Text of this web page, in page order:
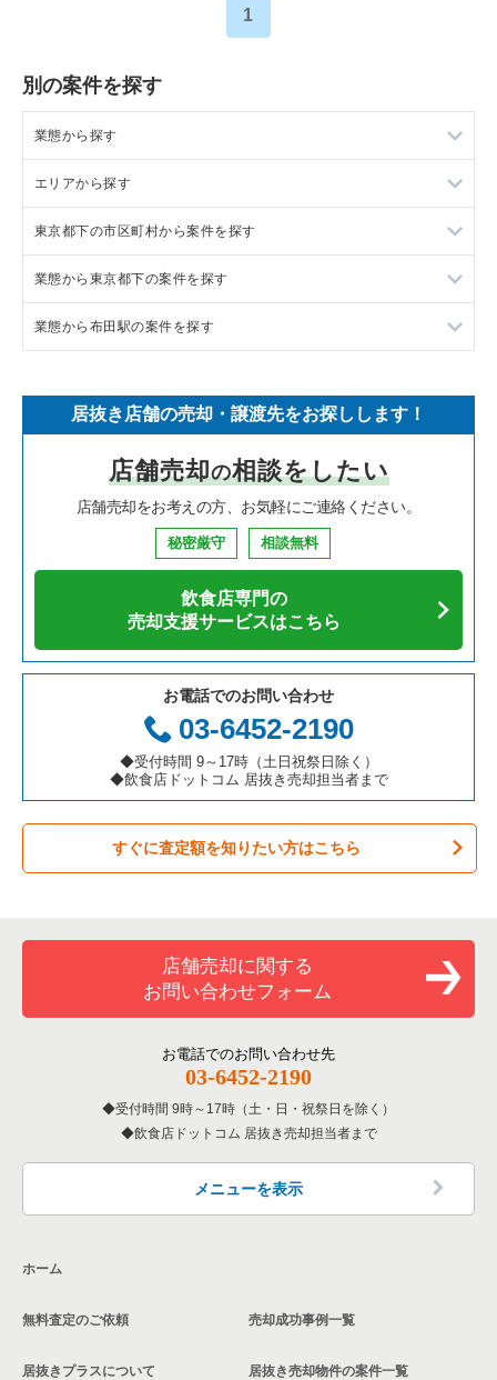
1
別の案件を探す
業態から探す
ラーメンの居抜き売却物件の案件一覧
フランス料理の居抜き売却物件の案件一覧
イタリア料理の居抜き売却物件の案件一覧
中華の居抜き売却物件の案件一覧
寿司の居抜き売却物件の案件一覧
焼肉の居抜き売却物件の案件一覧
鉄板焼き・お好み焼の居抜き売却物件の案件一覧
カフェの居抜き売却物件の案件一覧
テイクアウトの居抜き売却物件の案件一覧
お弁当・惣菜・デリの居抜き売却物件の案件一覧
カラオケ・パブ・スナックの居抜き売却物件の案件一覧
バーの居抜き売却物件の案件一覧
居酒屋・ダイニングバーの居抜き売却物件の案件一覧
洋食の居抜き売却物件の案件一覧
その他の居抜き売却物件の案件一覧
エリアから探す
東京23区の飲食店の居抜き売却物件の案件一覧
東京都下の飲食店の居抜き売却物件の案件一覧
千葉県の飲食店の居抜き売却物件の案件一覧
神奈川県の飲食店の居抜き売却物件の案件一覧
大阪府の飲食店の居抜き売却物件の案件一覧
兵庫県の飲食店の居抜き売却物件の案件一覧
愛知県の飲食店の居抜き売却物件の案件一覧
岐阜県の飲食店の居抜き売却物件の案件一覧
三重県の飲食店の居抜き売却物件の案件一覧
東京都下の市区町村から案件を探す
調布市の飲食店の居抜き売却物件の案件一覧
八王子市の飲食店の居抜き売却物件の案件一覧
立川市の飲食店の居抜き売却物件の案件一覧
町田市の飲食店の居抜き売却物件の案件一覧
東村山市の飲食店の居抜き売却物件の案件一覧
小金井市の飲食店の居抜き売却物件の案件一覧
府中市の飲食店の居抜き売却物件の案件一覧
国分寺市の飲食店の居抜き売却物件の案件一覧
昭島市の飲食店の居抜き売却物件の案件一覧
稲城市の飲食店の居抜き売却物件の案件一覧
三鷹市の飲食店の居抜き売却物件の案件一覧
あきる野市の飲食店の居抜き売却物件の案件一覧
多摩市の飲食店の居抜き売却物件の案件一覧
西東京市の飲食店の居抜き売却物件の案件一覧
日野市の飲食店の居抜き売却物件の案件一覧
東久留米市の飲食店の居抜き売却物件の案件一覧
業態から東京都下の案件を探す
東京都下のラーメンの居抜き売却物件の案件一覧
東京都下のイタリア料理の居抜き売却物件の案件一覧
東京都下の中華の居抜き売却物件の案件一覧
東京都下のそば・うどんの居抜き売却物件の案件一覧
東京都下の焼肉の居抜き売却物件の案件一覧
東京都下の鉄板焼き・お好み焼の居抜き売却物件の案件一覧
東京都下のアジア料理の居抜き売却物件の案件一覧
東京都下のカフェの居抜き売却物件の案件一覧
東京都下のテイクアウトの居抜き売却物件の案件一覧
東京都下のお弁当・惣菜・デリの居抜き売却物件の案件一覧
東京都下のバーの居抜き売却物件の案件一覧
東京都下の居酒屋・ダイニングバーの居抜き売却物件の案件一
東京都下の専門料理の居抜き売却物件の案件一覧
東京都下の和食の居抜き売却物件の案件一覧
東京都下の洋食の居抜き売却物件の案件一覧
業態から布田駅の案件を探す
布田駅のイタリア料理の居抜き売却物件の案件一覧
布田駅のカフェの居抜き売却物件の案件一覧
布田駅の居酒屋・ダイニングバーの居抜き売却物件の案件一覧
居抜き店舗の売却・譲渡先をお探しします！
店舗売却の相談をしたい
店舗売却をお考えの方、お気軽にご連絡ください。
秘密厳守 相談無料
飲食店専門の
売却支援サービスはこちら
お電話でのお問い合わせ
03-6452-2190
◆受付時間 9～17時（土日祝祭日除く）
◆飲食店ドットコム 居抜き売却担当者まで
すぐに査定額を知りたい方はこちら
店舗売却に関する
お問い合わせフォーム
お電話でのお問い合わせ先
03-6452-2190
受付時間 9時～17時（土・日・祝祭日を除く）
飲食店ドットコム 居抜き売却担当者まで
メニューを表示
ホーム
無料査定のご依頼
居抜きプラスについて
売却成功事例一覧
居抜き売却物件の案件一覧